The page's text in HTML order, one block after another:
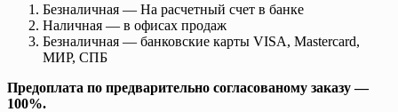
Безналичная — На расчетный счет в банке
Наличная — в офисах продаж
Безналичная — банковские карты VISA, Mastercard,
МИР, СПБ
Предоплата по предварительно согласованому заказу —
100%.